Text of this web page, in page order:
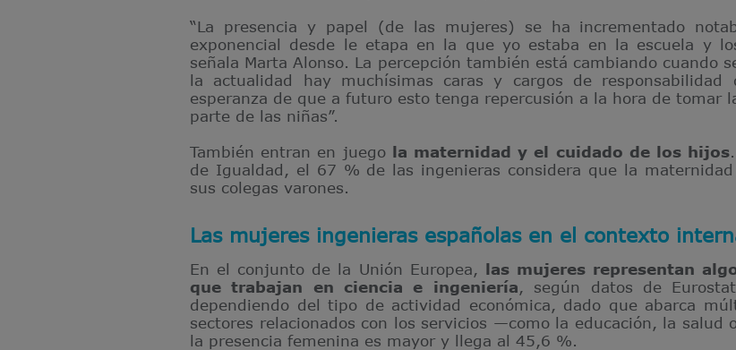
“La presencia y papel (de las mujeres) se ha incrementado
exponencial desde le etapa en la que yo estaba en la escuela y
señala Marta Alonso. La percepción también está cambiando cuando
la actualidad hay muchísimas caras y cargos de
esperanza de que a futuro esto tenga repercusión a la hora de tomar
parte de las niñas”.
También entran en juego la maternidad y el cuidado de los hijos
de Igualdad, el 67 % de las ingenieras considera que la
sus colegas varones.
Las mujeres ingenieras españolas en el contexto
En el conjunto de la Unión Europea, las mujeres representan
que trabajan en ciencia e ingeniería, según datos de
dependiendo del tipo de actividad económica, dado que abarca
sectores relacionados con los servicios —como la educación, la
la presencia femenina es mayor y llega al 45,6 %.